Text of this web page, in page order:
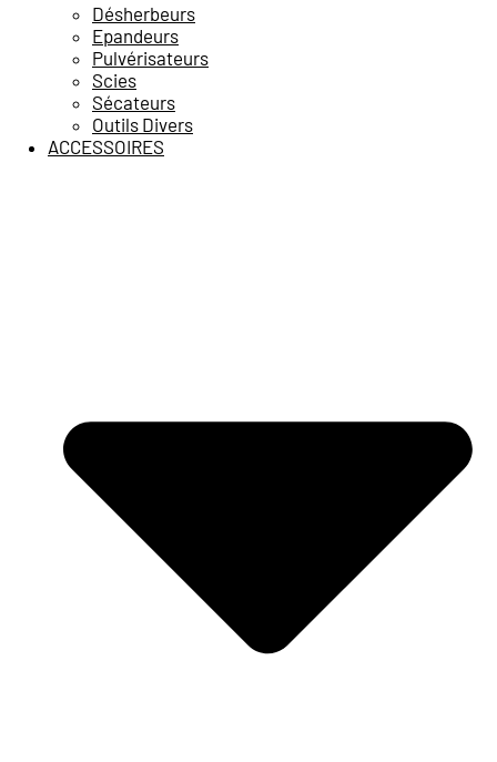
Désherbeurs
Epandeurs
Pulvérisateurs
Scies
Sécateurs
Outils Divers
ACCESSOIRES